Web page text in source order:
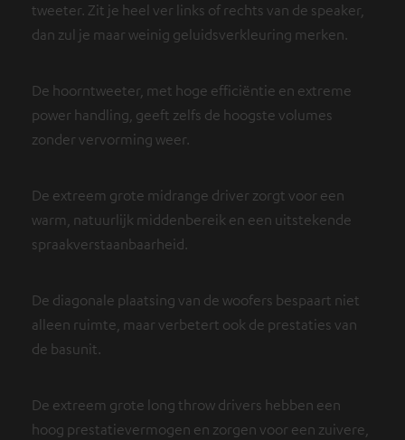
tweeter. Zit je heel ver links of rechts van de speaker,
dan zul je maar weinig geluidsverkleuring merken.
De hoorntweeter, met hoge efficiëntie en extreme
power handling, geeft zelfs de hoogste volumes
zonder vervorming weer.
De extreem grote midrange driver zorgt voor een
warm, natuurlijk middenbereik en een uitstekende
spraakverstaanbaarheid.
De diagonale plaatsing van de woofers bespaart niet
alleen ruimte, maar verbetert ook de prestaties van
de basunit.
De extreem grote long throw drivers hebben een
hoog prestatievermogen en zorgen voor een zuivere,